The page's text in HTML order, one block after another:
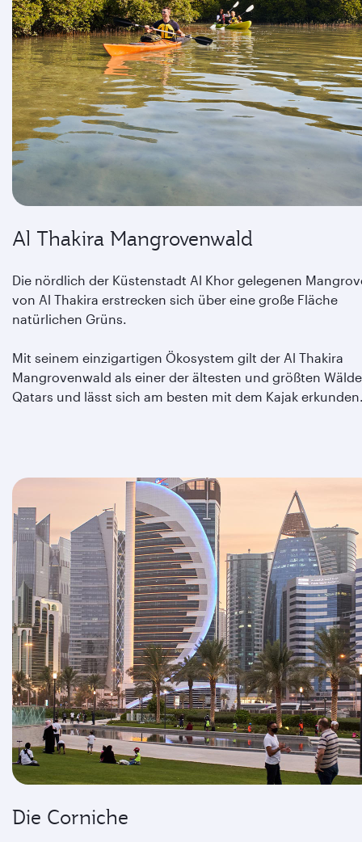
Al Thakira Mangrovenwald
Die nördlich der Küstenstadt Al Khor gelegenen
von Al Thakira erstrecken sich über eine große Fläche
natürlichen Grüns.
Mit seinem einzigartigen Ökosystem gilt der Al Thakira
Mangrovenwald als einer der ältesten und größten
Qatars und lässt sich am besten mit dem Kajak
Die Corniche